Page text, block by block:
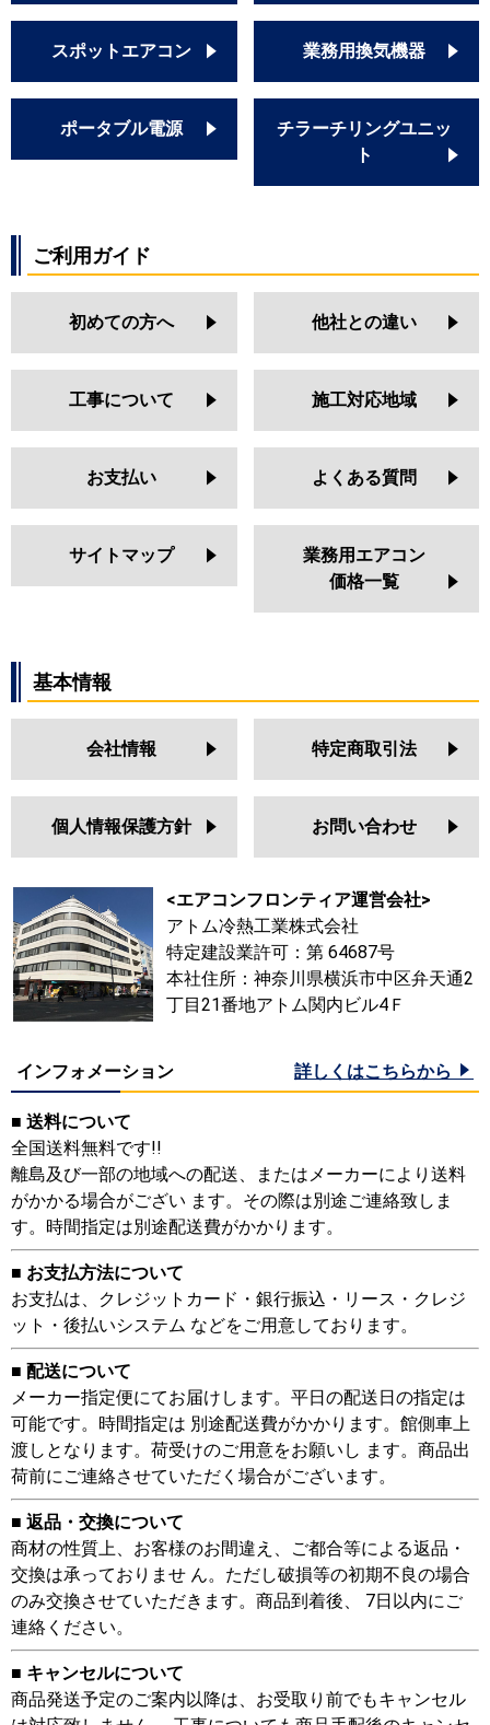
FDTWZ565H5S
FDTWZ565HK5S-rak
FDTWZ565H5S-rak
FDTWZ565HK5SA
FDTWZ565H5SA
FDTWZ565HK5SA-rak
FDTWZ565H5SA-rak
FDTWZ565HA5SA-rak
パナソニック
PA-P56L6SGN
PA-P56L6GN
PA-P56L6G
PA-P56L7SGNA
PA-P56L7SGA
PA-P56L7SGNB
PA-P56L7GNB
PA-P56L6SGA
PA-P56L7SGN
PA-P56L7GN
PA-P56L7G
PA-P56L6SGNB
PA-P56L6SGB
PA-P56L6GB
スポットエアコン 業務用換気機器
ポータブル電源
チラーチリングユニッ
ト
ご利用ガイド
初めての方へ 他社との違い
工事について 施工対応地域
お支払い よくある質問
サイトマップ
業務用エアコン
価格一覧
基本情報
会社情報 特定商取引法
個人情報保護方針 お問い合わせ
<エアコンフロンティア運営会社>
アトム冷熱工業株式会社
特定建設業許可：第 64687号
本社住所：神奈川県横浜市中区弁天通2
丁目21番地アトム関内ビル4Ｆ
インフォメーション 詳しくはこちらから
■ 送料について
全国送料無料です!!
離島及び一部の地域への配送、またはメーカーにより送料
がかかる場合がござい ます。その際は別途ご連絡致しま
す。時間指定は別途配送費がかかります。
■ お支払方法について
お支払は、クレジットカード・銀行振込・リース・クレジ
ット・後払いシステム などをご用意しております。
■ 配送について
メーカー指定便にてお届けします。平日の配送日の指定は
可能です。時間指定は 別途配送費がかかります。館側車上
渡しとなります。荷受けのご用意をお願いし ます。商品出
荷前にご連絡させていただく場合がございます。
■ 返品・交換について
商材の性質上、お客様のお間違え、ご都合等による返品・
交換は承っておりませ ん。ただし破損等の初期不良の場合
のみ交換させていただきます。商品到着後、 7日以内にご
連絡ください。
■ キャンセルについて
商品発送予定のご案内以降は、お受取り前でもキャンセル